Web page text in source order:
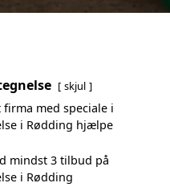
skjul
firma med speciale i
i Rødding hjælpe
mindst 3 tilbud på
i Rødding